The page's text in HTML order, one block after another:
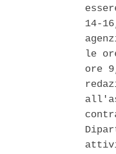
14-
le
ore